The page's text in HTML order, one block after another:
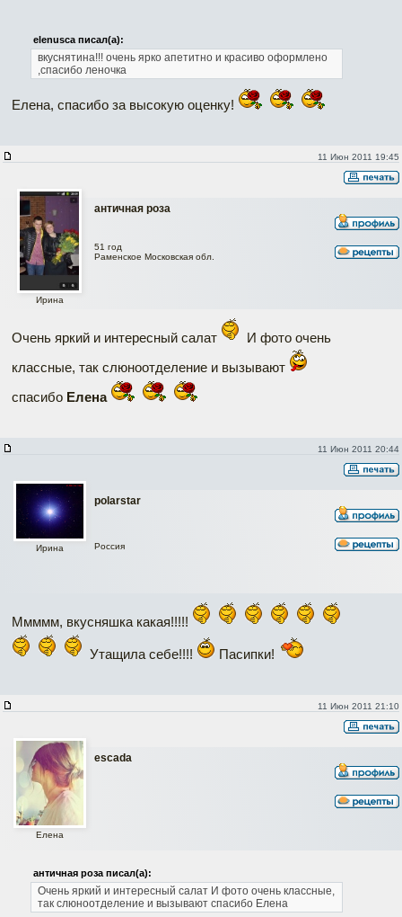
elenusca писал(а):
вкуснятина!!! очень ярко апетитно и красиво оформлено
,спасибо леночка
Елена, спасибо за высокую оценку!
11 Июн 2011 19:45
античная роза
Ирина
51 год
Раменское Московская обл.
Очень яркий и интересный салат
И фото очень
классные, так слюноотделение и вызывают
спасибо Елена
11 Июн 2011 20:44
polarstar
Ирина Россия
Ммммм, вкусняшка какая!!!!!
Утащила себе!!!! Пасипки!
11 Июн 2011 21:10
escada
Елена
античная роза писал(а):
Очень яркий и интересный салат И фото очень классные,
так слюноотделение и вызывают спасибо Елена